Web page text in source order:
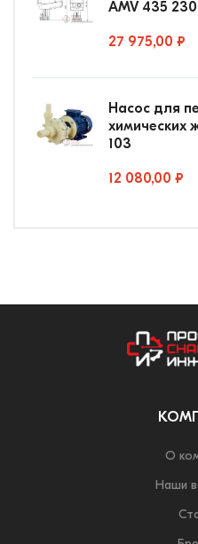
AMV 435
27 975,00 ₽
Насос для
химических
103
12 080,00 ₽
О
Наши